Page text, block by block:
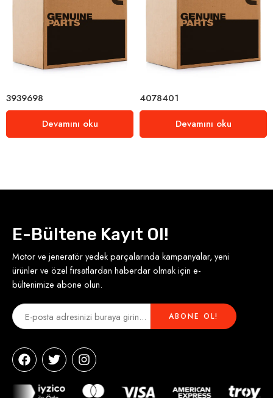
3939698
Devamını oku
4078401
Devamını oku
E-Bültene Kayıt Ol!
Motor ve jeneratör yedek parçalarında kampanyalar, yeni
ürünler ve özel fırsatlardan haberdar olmak için e-
bültenimize abone olun.